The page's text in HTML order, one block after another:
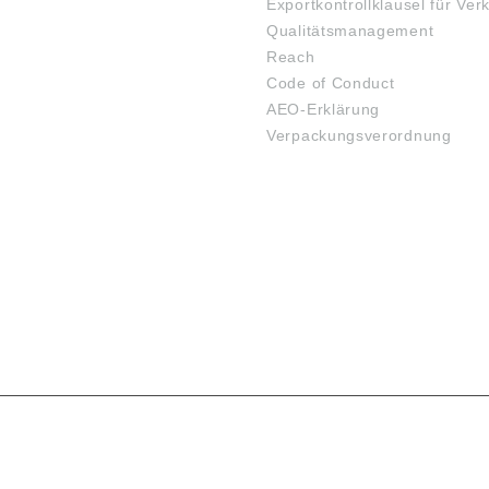
Exportkontrollklausel für
Qualitätsmanagement
Reach
Code of Conduct
AEO-Erklärung
Verpackungsverordnung